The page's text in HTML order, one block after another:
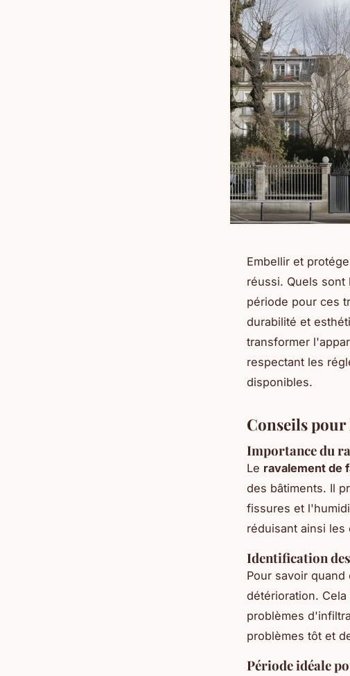
Embellir et
réussi. Quels sont
période pour ces
durabilité et
transformer
respectant les
disponibles.
Conseils pour
Importance du
Le ravalement de
des bâtiments. Il
fissures et
réduisant ainsi
Identification
Pour savoir
détérioration.
problèmes
problèmes tôt et
Période idéale